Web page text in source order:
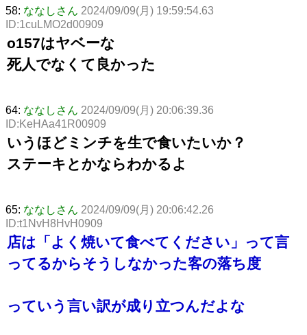
58: ななしさん 2024/09/09(月) 19:59:54.63
ID:1cuLMO2d00909
o157はヤベーな
死人でなくて良かった
64: ななしさん 2024/09/09(月) 20:06:39.36
ID:KeHAa41R00909
いうほどミンチを生で食いたいか？
ステーキとかならわかるよ
65: ななしさん 2024/09/09(月) 20:06:42.26
ID:t1NvH8HvH0909
店は「よく焼いて食べてください」って言
ってるからそうしなかった客の落ち度
っていう言い訳が成り立つんだよな